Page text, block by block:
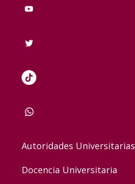
Autoridades Universitarias
Docencia Universitaria